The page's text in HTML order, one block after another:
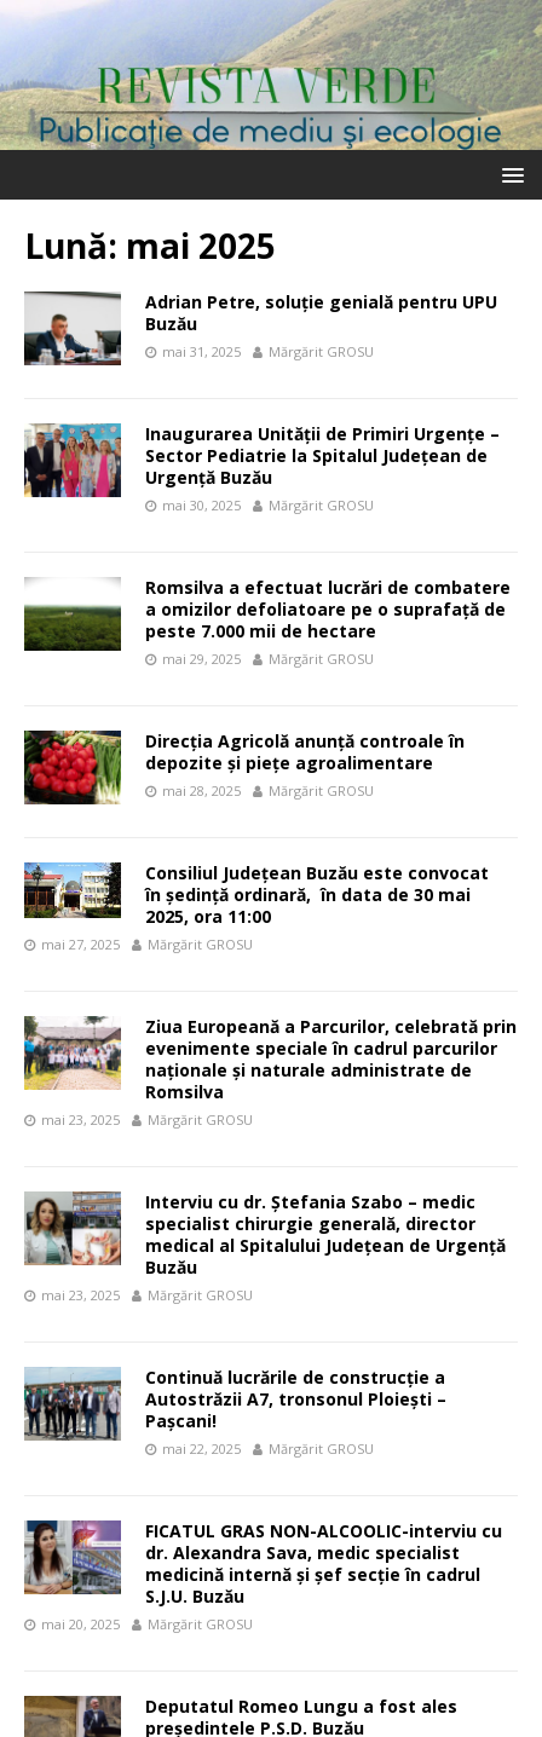
Lună: mai 2025
Adrian Petre, soluție genială pentru UPU
Buzău
mai 31, 2025 Mărgărit GROSU
Inaugurarea Unității de Primiri Urgențe –
Sector Pediatrie la Spitalul Județean de
Urgență Buzău
mai 30, 2025 Mărgărit GROSU
Romsilva a efectuat lucrări de combatere
a omizilor defoliatoare pe o suprafață de
peste 7.000 mii de hectare
mai 29, 2025 Mărgărit GROSU
Direcția Agricolă anunță controale în
depozite și piețe agroalimentare
mai 28, 2025 Mărgărit GROSU
Consiliul Județean Buzău este convocat
în şedinţă ordinară, în data de 30 mai
2025, ora 11:00
mai 27, 2025 Mărgărit GROSU
Ziua Europeană a Parcurilor, celebrată prin
evenimente speciale în cadrul parcurilor
naționale și naturale administrate de
Romsilva
mai 23, 2025 Mărgărit GROSU
Interviu cu dr. Ștefania Szabo – medic
specialist chirurgie generală, director
medical al Spitalului Județean de Urgență
Buzău
mai 23, 2025 Mărgărit GROSU
Continuă lucrările de construcție a
Autostrăzii A7, tronsonul Ploiești –
Pașcani!
mai 22, 2025 Mărgărit GROSU
FICATUL GRAS NON-ALCOOLIC-interviu cu
dr. Alexandra Sava, medic specialist
medicină internă și șef secție în cadrul
S.J.U. Buzău
mai 20, 2025 Mărgărit GROSU
Deputatul Romeo Lungu a fost ales
președintele P.S.D. Buzău